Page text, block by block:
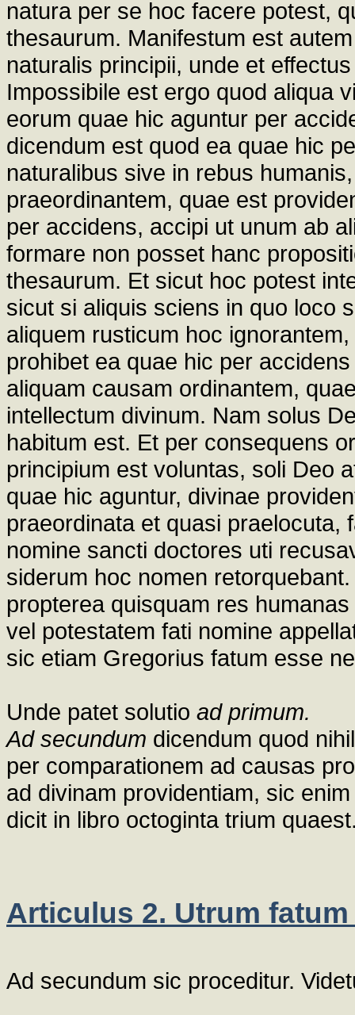
natura per se hoc facere potest,
thesaurum. Manifestum est
naturalis principii, unde et
Impossibile est ergo quod aliqua
eorum quae hic aguntur per
dicendum est quod ea quae hic
naturalibus sive in rebus
praeordinantem, quae est
per accidens, accipi ut unum ab
formare non posset hanc
thesaurum. Et sicut hoc potest
sicut si aliquis sciens in quo loco
aliquem rusticum hoc
prohibet ea quae hic per
aliquam causam ordinantem,
intellectum divinum. Nam solus
habitum est. Et per consequens
principium est voluntas, soli Deo
quae hic aguntur, divinae
praeordinata et quasi praelocuta,
nomine sancti doctores uti
siderum hoc nomen
propterea quisquam res
vel potestatem fati nomine
sic etiam Gregorius fatum esse
Unde patet solutio ad primum.
Ad secundum dicendum quod
per comparationem ad causas
ad divinam providentiam, sic
dicit in libro octoginta trium
Articulus 2. Utrum
Ad secundum sic proceditur.